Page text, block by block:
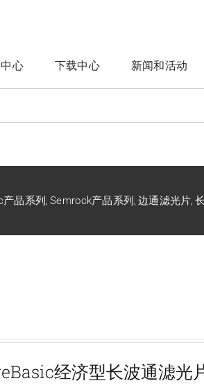
心 下载中心 新闻和活动
产品系列 Semrock产品系列 边通滤光片
经济型长波通滤光